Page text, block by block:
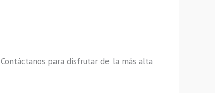
Contáctanos para disfrutar de la más alta